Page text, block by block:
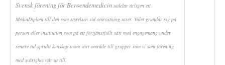
Svensk förening för Beroendemedicin utdelar årligen ett
MediaDiplom till den som styrelsen vid omröstning utser. Valet grundar sig på
person eller institution som på ett förtjänstfullt sätt med engagemang under
senare tid spridit kunskap inom vårt område till grupper som vi som förening
med svårighet når ut till.